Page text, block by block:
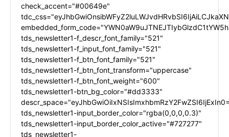
check_accent="#00649e"
tds_newsletter1-f_descr_font_family="521"
tds_newsletter1-f_input_font_family="521"
tds_newsletter1-f_btn_font_family="521"
tds_newsletter1-f_btn_font_transform="uppercase"
tds_newsletter1-f_btn_font_weight="600"
tds_newsletter1-btn_bg_color="#dd3333"
tds_newsletter1-input_border_color="rgba(0,0,0,0.3)"
tds_newsletter1-input_border_color_active="#727277"
tds_newsletter1-